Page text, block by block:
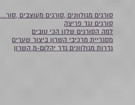
סורגים מגולוונים ,סורגים מעוצבים ,סור...
סורגים נגד פריצה
למה הסורגים שלנו הכי טובים
מסגריית מרכיבי השרון ביצור שערים
גדרות מגולוונים גדר יהלום-מ השרון